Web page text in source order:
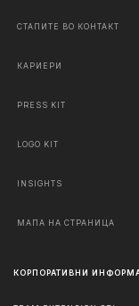
СТАПИТЕ ВО КОНТАКТ
КАРИЕРИ
PRESS KIT
LOGO KIT
INSIGHTS
МАПА НА СТРАНИЦА
КОРПОРАТИВНИ